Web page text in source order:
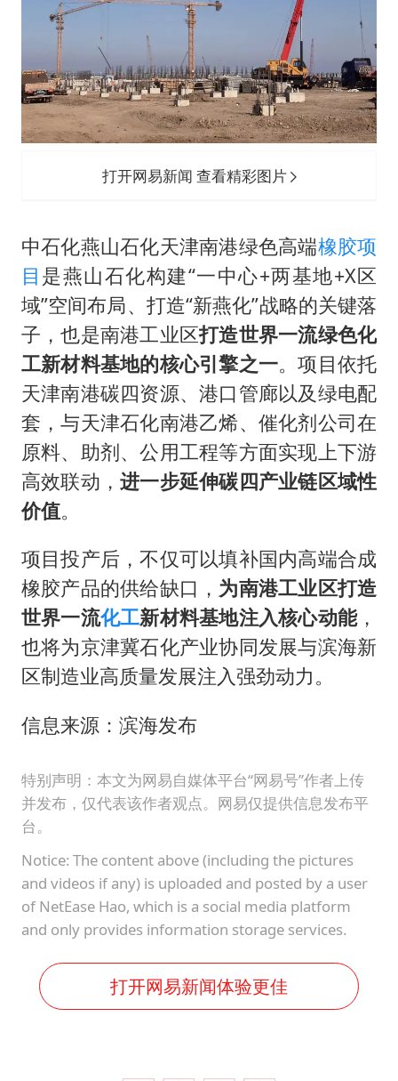
打开网易新闻 查看精彩图片
中石化燕山石化天津南港绿色高端橡胶项
目 是燕山石化构建“一中心+两基地+X区
域”空间布局、打造“新燕化”战略的关键落
子，也是南港工业区打造世界一流绿色化
工新材料基地的核心引擎之一。项目依托
天津南港碳四资源、港口管廊以及绿电配
套，与天津石化南港乙烯、催化剂公司在
原料、助剂、公用工程等方面实现上下游
高效联动，进一步延伸碳四产业链区域性
价值。
项目投产后，不仅可以填补国内高端合成
橡胶产品的供给缺口， 为南港工业区打造
世界一流化工新材料基地注入核心动能，
也将为京津冀石化产业协同发展与滨海新
区制造业高质量发展注入强劲动力。
信息来源：滨海发布
特别声明：本文为网易自媒体平台“网易号”作者上传
并发布，仅代表该作者观点。网易仅提供信息发布平
台。
Notice: The content above (including the pictures
and videos if any) is uploaded and posted by a user
of NetEase Hao, which is a social media platform
and only provides information storage services.
打开网易新闻体验更佳